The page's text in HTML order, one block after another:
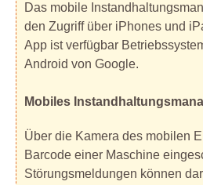
Das mobile
den Zugriff über iPhones und
App ist verfügbar
Android von Google.
Mobiles
Über die Kamera des mobilen
Barcode einer Maschine
Störungsmeldungen können